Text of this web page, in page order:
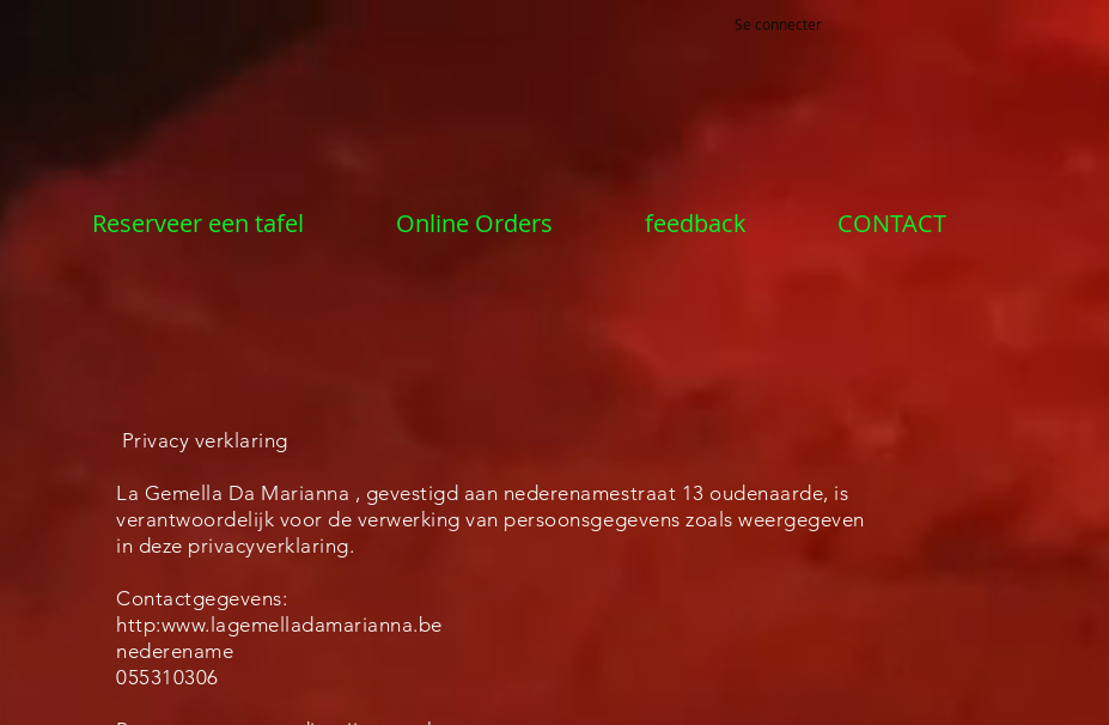
Se connecter
Reserveer een tafel Online Orders feedback CONTACT
Privacy verklaring
La Gemella Da Marianna , gevestigd aan nederenamestraat 13 oudenaarde, is
verantwoordelijk voor de verwerking van persoonsgegevens zoals weergegeven
in deze privacyverklaring.
Contactgegevens:
http:www.lagemelladamarianna.be
nederename
055310306